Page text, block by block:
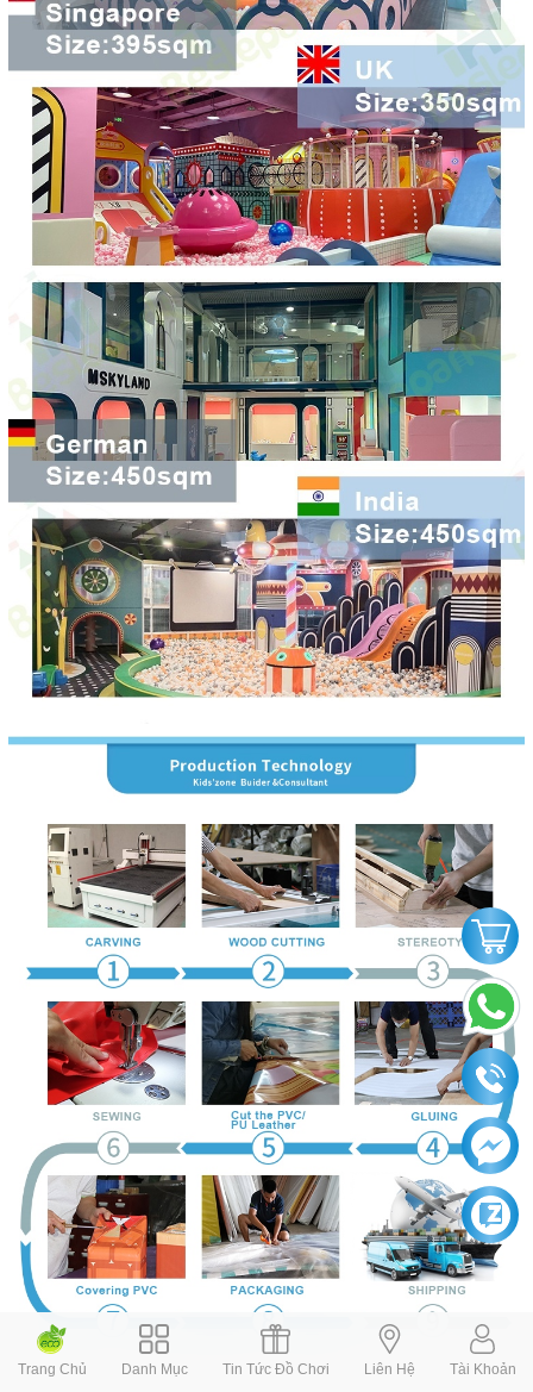
Trang Chủ Danh Mục Tin Tức Đồ Chơi Liên Hệ Tài Khoản